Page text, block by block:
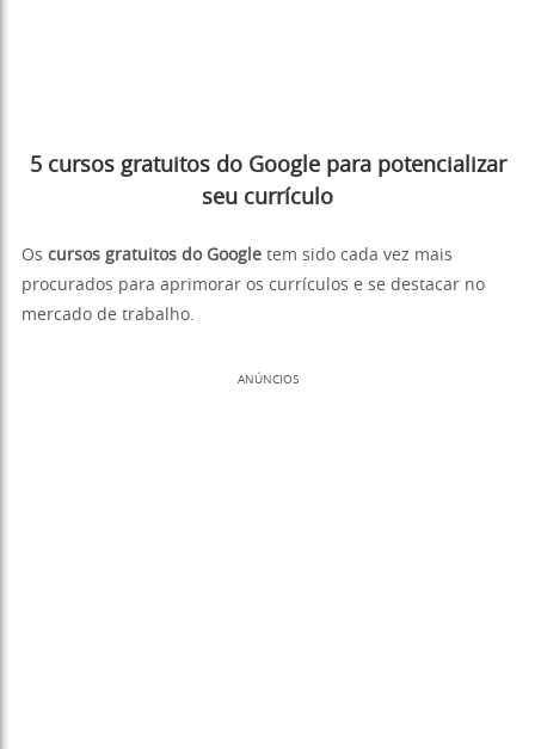
5 cursos gratuitos do Google para potencializar
seu currículo
Os cursos gratuitos do Google tem sido cada vez mais
procurados para aprimorar os currículos e se destacar no
mercado de trabalho.
ANÚNCIOS